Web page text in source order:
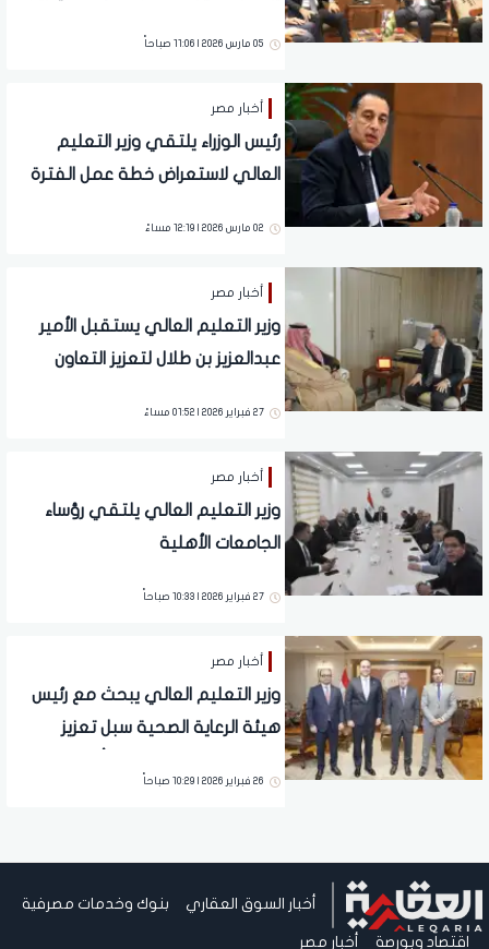
المشترك
05 مارس 2026 | 11:06 صباحاً
أخبار مصر
رئيس الوزراء يلتقي وزير التعليم
العالي لاستعراض خطة عمل الفترة
02 مارس 2026 | 12:19 مساءً
أخبار مصر
وزير التعليم العالي يستقبل الأمير
عبدالعزيز بن طلال لتعزيز التعاون
27 فبراير 2026 | 01:52 مساءً
أخبار مصر
وزير التعليم العالي يلتقي رؤساء
الجامعات الأهلية
27 فبراير 2026 | 10:33 صباحاً
أخبار مصر
وزير التعليم العالي يبحث مع رئيس
هيئة الرعاية الصحية سبل تعزيز
الشامل
26 فبراير 2026 | 10:29 صباحاً
أخبار السوق العقاري بنوك وخدمات مصرفية
اقتصاد وبورصة أخبار مصر